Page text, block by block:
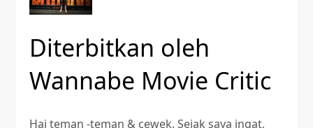
Diterbitkan oleh
Wannabe Movie Critic
Hai teman -teman & cewek. Sejak saya ingat,